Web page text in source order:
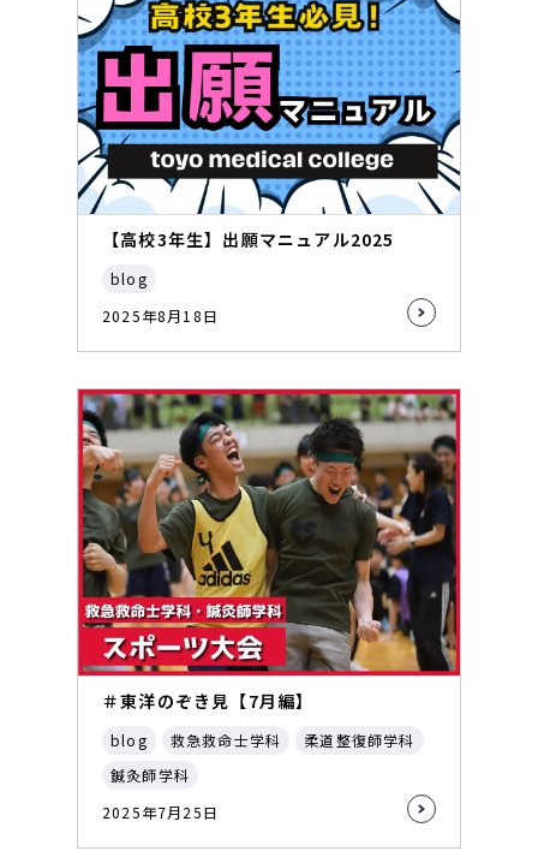
【高校3年生】出願マニュアル2025
blog
2025年8月18日
＃東洋のぞき見【7月編】
blog 救急救命士学科
柔道整復師学科
鍼灸師学科
2025年7月25日